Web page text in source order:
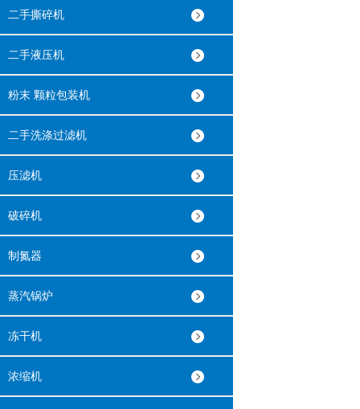
二手撕碎机
二手液压机
粉末 颗粒包装机
二手洗涤过滤机
压滤机
破碎机
制氮器
蒸汽锅炉
冻干机
浓缩机